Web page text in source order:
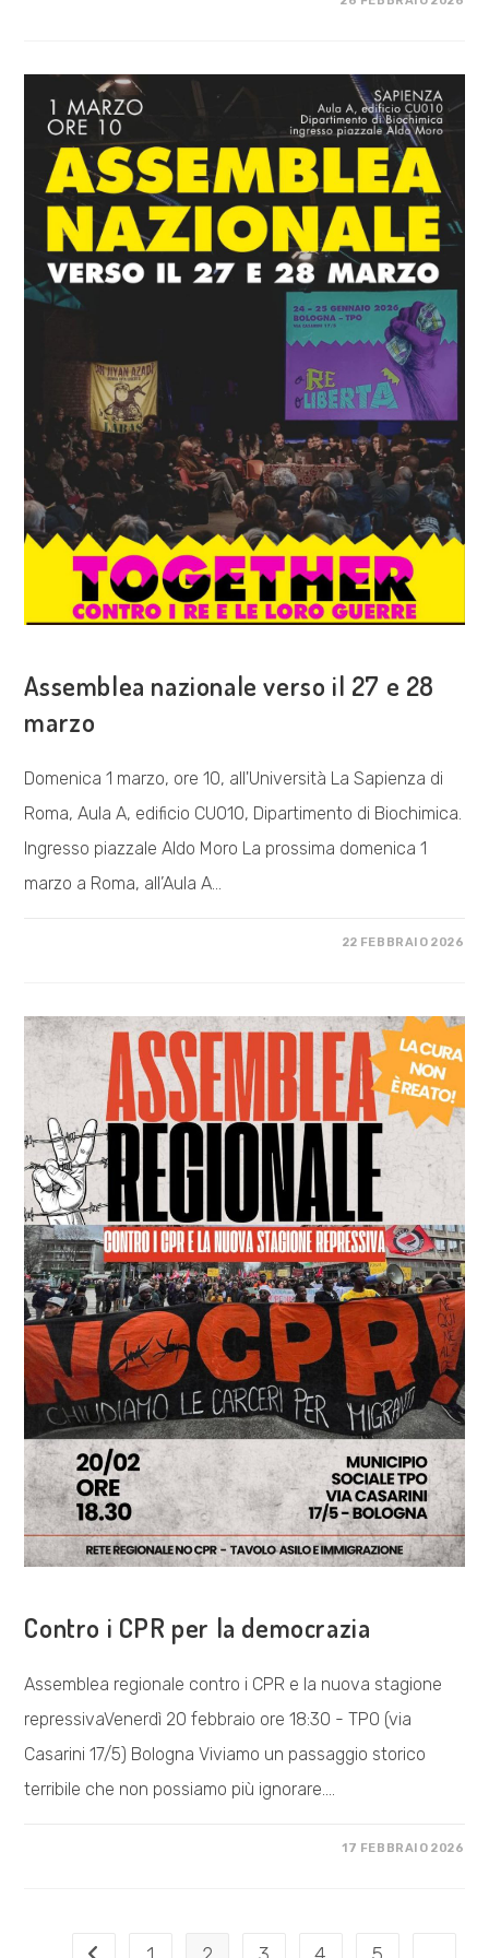
–
REGIONALE
Assemblea nazionale verso il 27 e 28
marzo
Domenica 1 marzo, ore 10, all'Università La Sapienza di
Roma, Aula A, edificio CU010, Dipartimento di Biochimica.
Ingresso piazzale Aldo Moro La prossima domenica 1
marzo a Roma, all’Aula A…
27
E
28
MARZO
22 FEBBRAIO 2026
Contro i CPR per la democrazia
Assemblea regionale contro i CPR e la nuova stagione
repressivaVenerdì 20 febbraio ore 18:30 - TPO (via
Casarini 17/5) Bologna Viviamo un passaggio storico
terribile che non possiamo più ignorare.…
17 FEBBRAIO 2026